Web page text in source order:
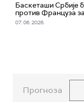
Баскеташи Србије
против Француза
07. 06. 2026.
Прогноза